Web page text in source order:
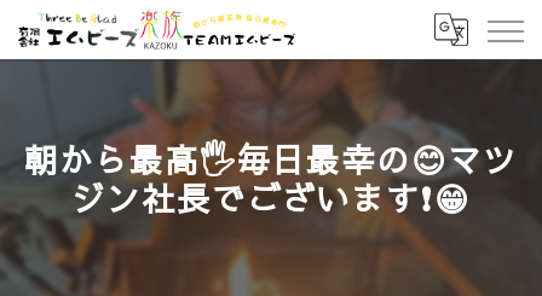
朝から最高🖐️毎日最幸の😊マツ
ジン社長でございます❗😁